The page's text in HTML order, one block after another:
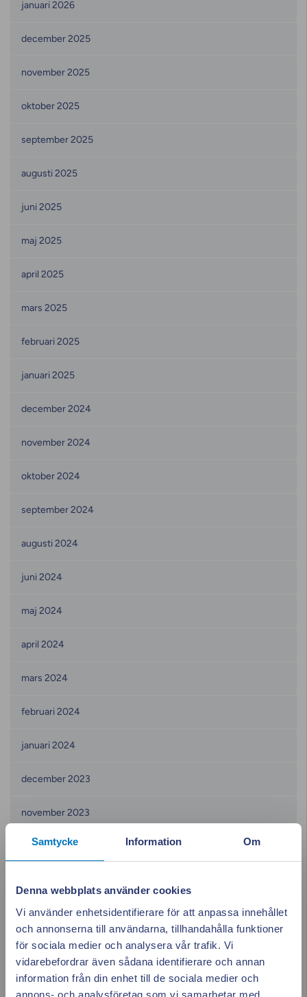
Samtycke Information Om
Denna webbplats använder cookies
Vi använder enhetsidentifierare för att anpassa innehållet
och annonserna till användarna, tillhandahålla funktioner
för sociala medier och analysera vår trafik. Vi
vidarebefordrar även sådana identifierare och annan
information från din enhet till de sociala medier och
annons- och analysföretag som vi samarbetar med.
januari 2026
december 2025
november 2025
oktober 2025
september 2025
augusti 2025
juni 2025
maj 2025
april 2025
mars 2025
februari 2025
januari 2025
december 2024
november 2024
oktober 2024
september 2024
augusti 2024
juni 2024
maj 2024
april 2024
mars 2024
februari 2024
januari 2024
december 2023
november 2023
oktober 2023
augusti 2023
juni 2023
maj 2023